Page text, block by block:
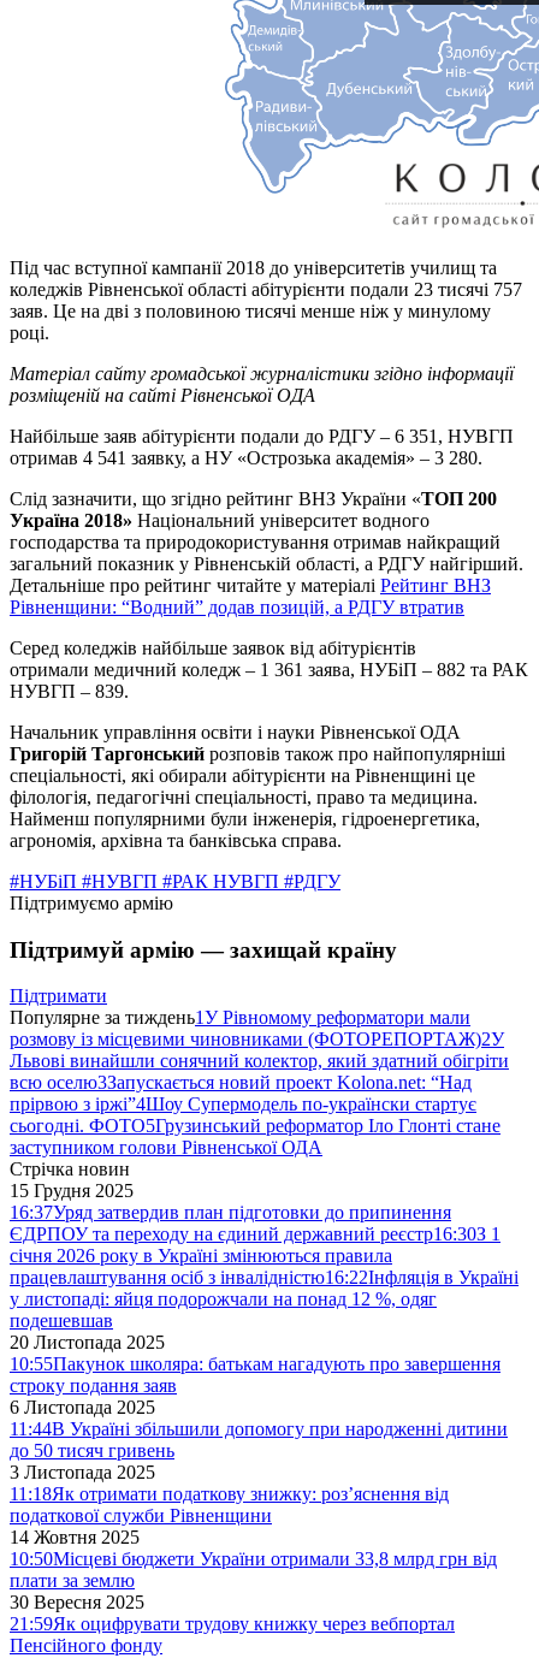
Під час вступної кампанії 2018 до університетів училищ та
коледжів Рівненської області абітурієнти подали 23 тисячі 757
заяв. Це на дві з половиною тисячі менше ніж у минулому
році.
Матеріал сайту громадської журналістики згідно інформації
розміщеній на сайті Рівненської ОДА
Найбільше заяв абітурієнти подали до РДГУ – 6 351, НУВГП
отримав 4 541 заявку, а НУ «Острозька академія» – 3 280.
Слід зазначити, що згідно рейтинг ВНЗ України «ТОП 200
Україна 2018» Національний університет водного
господарства та природокористування отримав найкращий
загальний показник у Рівненській області, а РДГУ найгірший.
Детальніше про рейтинг читайте у матеріалі Рейтинг ВНЗ
Рівненщини: “Водний” додав позицій, а РДГУ втратив
Серед коледжів найбільше заявок від абітурієнтів
отримали медичний коледж – 1 361 заява, НУБіП – 882 та РАК
НУВГП – 839.
Начальник управління освіти і науки Рівненської ОДА
Григорій Таргонський розповів також про найпопулярніші
спеціальності, які обирали абітурієнти на Рівненщині це
філологія, педагогічні спеціальності, право та медицина.
Найменш популярними були інженерія, гідроенергетика,
агрономія, архівна та банківська справа.
#НУБіП #НУВГП #РАК НУВГП #РДГУ
Підтримуємо армію
Підтримуй армію — захищай країну
Підтримати
Популярне за тиждень1У Рівномому реформатори мали
розмову із місцевими чиновниками (ФОТОРЕПОРТАЖ)2У
Львові винайшли сонячний колектор, який здатний обігріти
всю оселю3Запускається новий проект Kolona.net: “Над
прірвою з іржі”4Шоу Супермодель по-українски стартує
сьогодні. ФОТО5Грузинський реформатор Іло Глонті стане
заступником голови Рівненської ОДА
Стрічка новин
15 Грудня 2025
16:37Уряд затвердив план підготовки до припинення
ЄДРПОУ та переходу на єдиний державний реєстр16:30З 1
січня 2026 року в Україні змінюються правила
працевлаштування осіб з інвалідністю16:22Інфляція в Україні
у листопаді: яйця подорожчали на понад 12 %, одяг
подешевшав
20 Листопада 2025
10:55Пакунок школяра: батькам нагадують про завершення
строку подання заяв
6 Листопада 2025
11:44В Україні збільшили допомогу при народженні дитини
до 50 тисяч гривень
3 Листопада 2025
11:18Як отримати податкову знижку: роз’яснення від
податкової служби Рівненщини
14 Жовтня 2025
10:50Місцеві бюджети України отримали 33,8 млрд грн від
плати за землю
30 Вересня 2025
21:59Як оцифрувати трудову книжку через вебпортал
Пенсійного фонду